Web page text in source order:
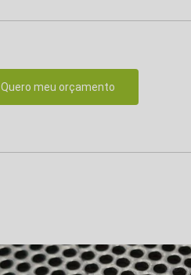
Quero meu orçamento